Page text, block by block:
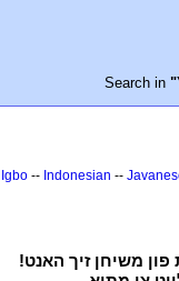
Search in
Igbo -- Indonesian --
משיחן זיך האנט!